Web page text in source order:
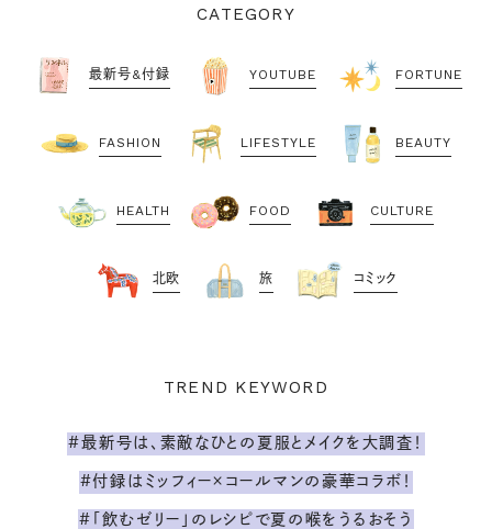
CATEGORY
最新号&付録 YOUTUBE FORTUNE
FASHION LIFESTYLE BEAUTY
HEALTH FOOD CULTURE
北欧 旅 コミック
TREND KEYWORD
#最新号は、素敵なひとの夏服とメイクを大調査！
#付録はミッフィー×コールマンの豪華コラボ！
#「飲むゼリー」のレシピで夏の喉をうるおそう